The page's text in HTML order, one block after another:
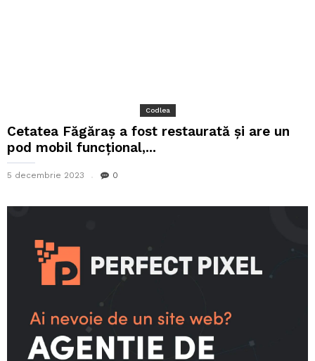
Codlea
Cetatea Făgăraș a fost restaurată și are un
pod mobil funcțional,...
5 decembrie 2023 0